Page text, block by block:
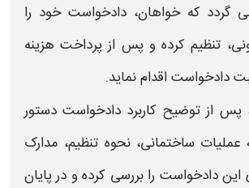
گردد که خواهان،دادخواستخود را
تنظیم کرده و پس از پرداخت هزینه
دادخواستاقدام نماید.
پس از توضیح کاربرد دادخواست دستور
ساختمانی، نحوه تنظیم، مدارک
ایندادخواست را بررسی کرده و در پایان